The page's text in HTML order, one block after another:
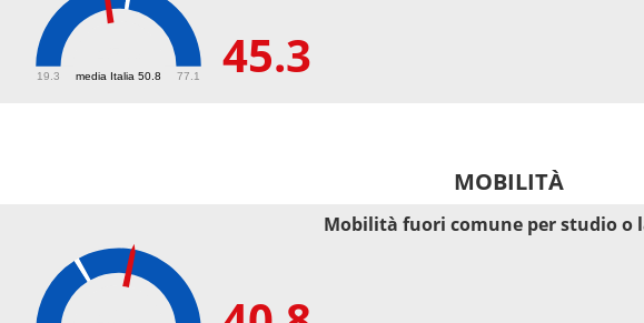
media Italia 50.8
19.3 77.1 45.3
MOBILITÀ
Mobilità fuori comune per studio o